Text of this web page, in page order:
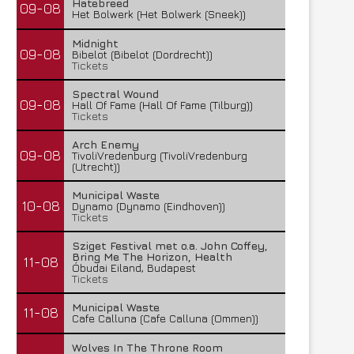
09-08
Hatebreed
Het Bolwerk (Het Bolwerk (Sneek))
09-08
Midnight
Bibelot (Bibelot (Dordrecht))
Tickets
09-08
Spectral Wound
Hall Of Fame (Hall Of Fame (Tilburg))
Tickets
09-08
Arch Enemy
TivoliVredenburg (TivoliVredenburg
(Utrecht))
10-08
Municipal Waste
Dynamo (Dynamo (Eindhoven))
Tickets
11-08
Sziget Festival met o.a. John Coffey,
Bring Me The Horizon, Health
Óbudai Eiland, Budapest
Tickets
11-08
Municipal Waste
Cafe Calluna (Cafe Calluna (Ommen))
Wolves In The Throne Room